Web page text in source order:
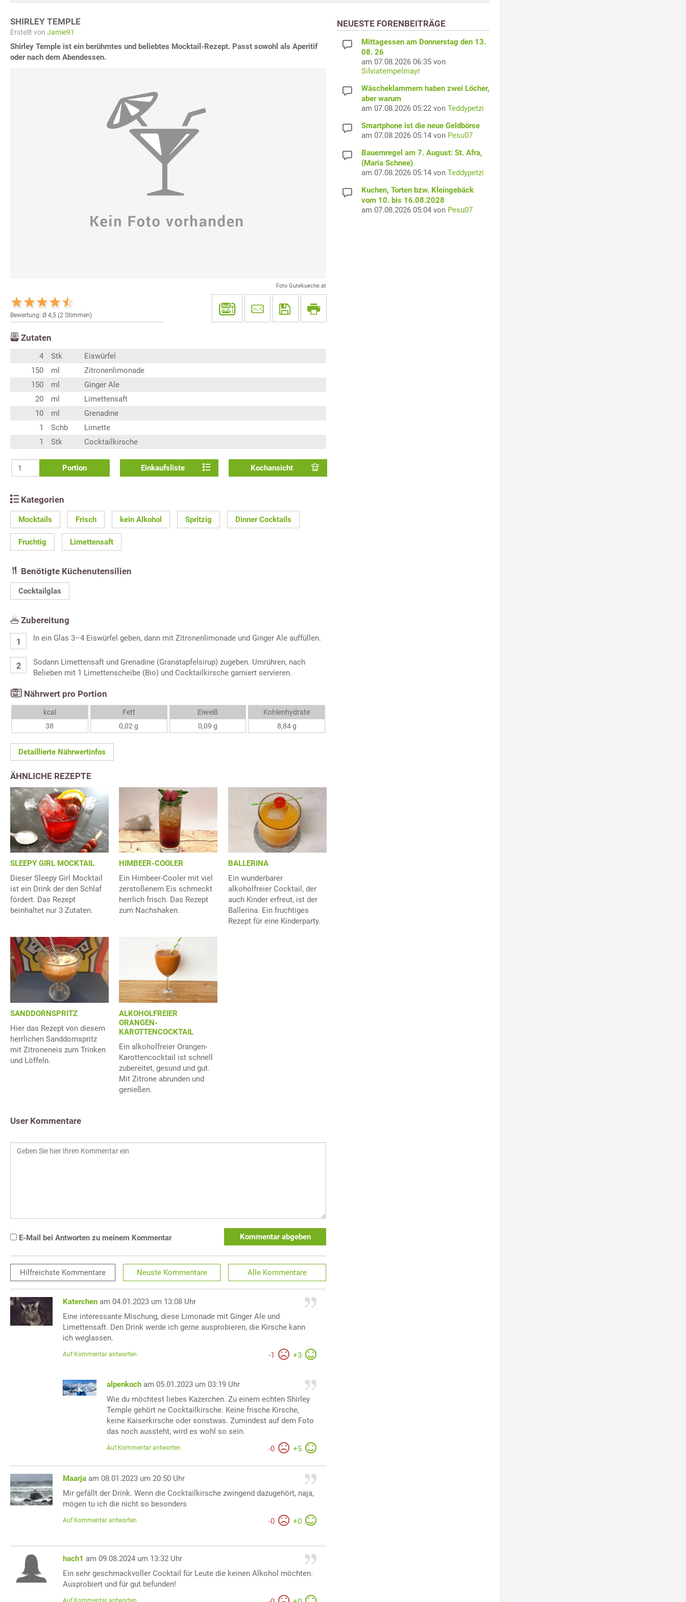
SHIRLEY TEMPLE
Erstellt von Jamie91
Shirley Temple ist ein berühmtes und beliebtes Mocktail-Rezept. Passt sowohl als Aperitif
oder nach dem Abendessen.
Foto Gutekueche.at
Bewertung: Ø 4,5 (2 Stimmen)
Zutaten
4 Stk
Eiswürfel
150
ml
Zitronenlimonade
150
ml
Ginger Ale
20
ml
Limettensaft
10
ml
Grenadine
1
Schb
Limette
1
Stk Cocktailkirsche
Portion Einkaufsliste Kochansicht
Kategorien
Mocktails Frisch kein Alkohol Spritzig Dinner Cocktails
Fruchtig Limettensaft
Benötigte Küchenutensilien
Cocktailglas
Zubereitung
In ein Glas 3–4 Eiswürfel geben, dann mit Zitronenlimonade und Ginger Ale auffüllen.
Sodann Limettensaft und Grenadine (Granatapfelsirup) zugeben. Umrühren, nach
Belieben mit 1 Limettenscheibe (Bio) und Cocktailkirsche garniert servieren.
Nährwert pro Portion
kcal
38
Fett
0,02 g
Eiweiß
0,09 g
Kohlenhydrate
8,84 g
Detaillierte Nährwertinfos
ÄHNLICHE REZEPTE
SLEEPY GIRL MOCKTAIL
Dieser Sleepy Girl Mocktail
ist ein Drink der den Schlaf
fördert. Das Rezept
beinhaltet nur 3 Zutaten.
HIMBEER-COOLER
Ein Himbeer-Cooler mit viel
zerstoßenem Eis schmeckt
herrlich frisch. Das Rezept
zum Nachshaken.
BALLERINA
Ein wunderbarer
alkoholfreier Cocktail, der
auch Kinder erfreut, ist der
Ballerina. Ein fruchtiges
Rezept für eine Kinderparty.
SANDDORNSPRITZ
Hier das Rezept von diesem
herrlichen Sanddornspritz
mit Zitroneneis zum Trinken
und Löffeln.
ALKOHOLFREIER
ORANGEN-
KAROTTENCOCKTAIL
Ein alkoholfreier Orangen-
Karottencocktail ist schnell
zubereitet, gesund und gut.
Mit Zitrone abrunden und
genießen.
User Kommentare
E-Mail bei Antworten zu meinem Kommentar Kommentar abgeben
Hilfreichste Kommentare Neuste Kommentare Alle Kommentare
Katerchen am 04.01.2023 um 13:08 Uhr
Eine interessante Mischung, diese Limonade mit Ginger Ale und
Limettensaft. Den Drink werde ich gerne ausprobieren, die Kirsche kann
ich weglassen.
-1 +3
Auf Kommentar antworten
alpenkoch am 05.01.2023 um 03:19 Uhr
Wie du möchtest liebes Kazerchen. Zu einem echten Shirley
Temple gehört ne Cocktailkirsche. Keine frische Kirsche,
keine Kaiserkirsche oder sonstwas. Zumindest auf dem Foto
das noch aussteht, wird es wohl so sein.
-0 +5
Auf Kommentar antworten
Maarja am 08.01.2023 um 20:50 Uhr
Mir gefällt der Drink. Wenn die Cocktailkirsche zwingend dazugehört, naja,
mögen tu ich die nicht so besonders
-0 +0
Auf Kommentar antworten
hach1 am 09.08.2024 um 13:32 Uhr
Ein sehr geschmackvoller Cocktail für Leute die keinen Alkohol möchten.
Ausprobiert und für gut befunden!
Auf Kommentar antworten
NEUESTE FORENBEITRÄGE
Mittagessen am Donnerstag den 13.
08. 26
am 07.08.2026 06:35 von
Silviatempelmayr
Wäscheklammern haben zwei Löcher,
aber warum
am 07.08.2026 05:22 von Teddypetzi
Smartphone ist die neue Geldbörse
am 07.08.2026 05:14 von Pesu07
Bauernregel am 7. August: St. Afra,
(Maria Schnee)
am 07.08.2026 05:14 von Teddypetzi
Kuchen, Torten bzw. Kleingebäck
vom 10. bis 16.08.2028
am 07.08.2026 05:04 von Pesu07